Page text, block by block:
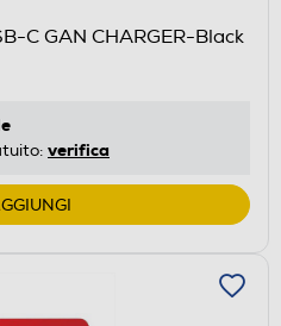
C GAN CHARGER-Black
verifica